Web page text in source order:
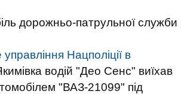
дорожньо-патрульної служби
Нацполіції в
водій "Део Сенс" виїхав
"ВАЗ-21099" під